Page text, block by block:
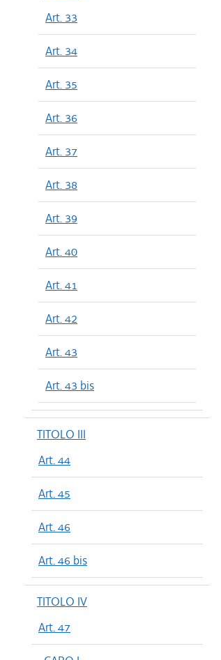
Art. 33
Art. 34
Art. 35
Art. 36
Art. 37
Art. 38
Art. 39
Art. 40
Art. 41
Art. 42
Art. 43
Art. 43 bis
TITOLO III
Art. 44
Art. 45
Art. 46
Art. 46 bis
TITOLO IV
Art. 47